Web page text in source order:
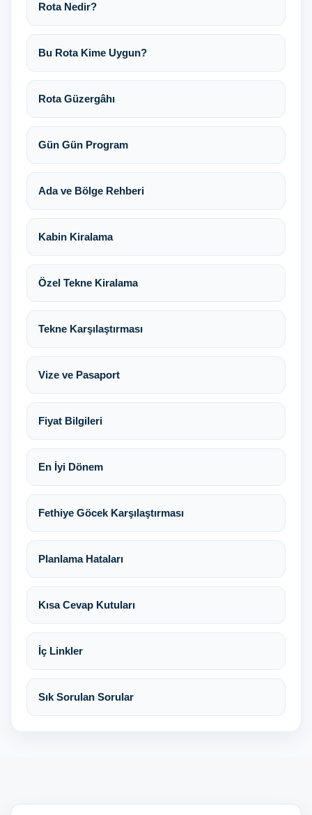
Rota Nedir?
Bu Rota Kime Uygun?
Rota Güzergâhı
Gün Gün Program
Ada ve Bölge Rehberi
Kabin Kiralama
Özel Tekne Kiralama
Tekne Karşılaştırması
Vize ve Pasaport
Fiyat Bilgileri
En İyi Dönem
Fethiye Göcek Karşılaştırması
Planlama Hataları
Kısa Cevap Kutuları
İç Linkler
Sık Sorulan Sorular